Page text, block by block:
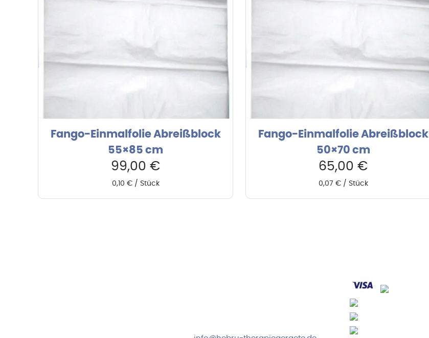
Fango-Einmalfolie Abreißblock
55×85 cm
99,00€
0,10 €/ Stück
Fango-Einmalfolie Abreißblock
50×70 cm
65,00€
0,07 €/ Stück